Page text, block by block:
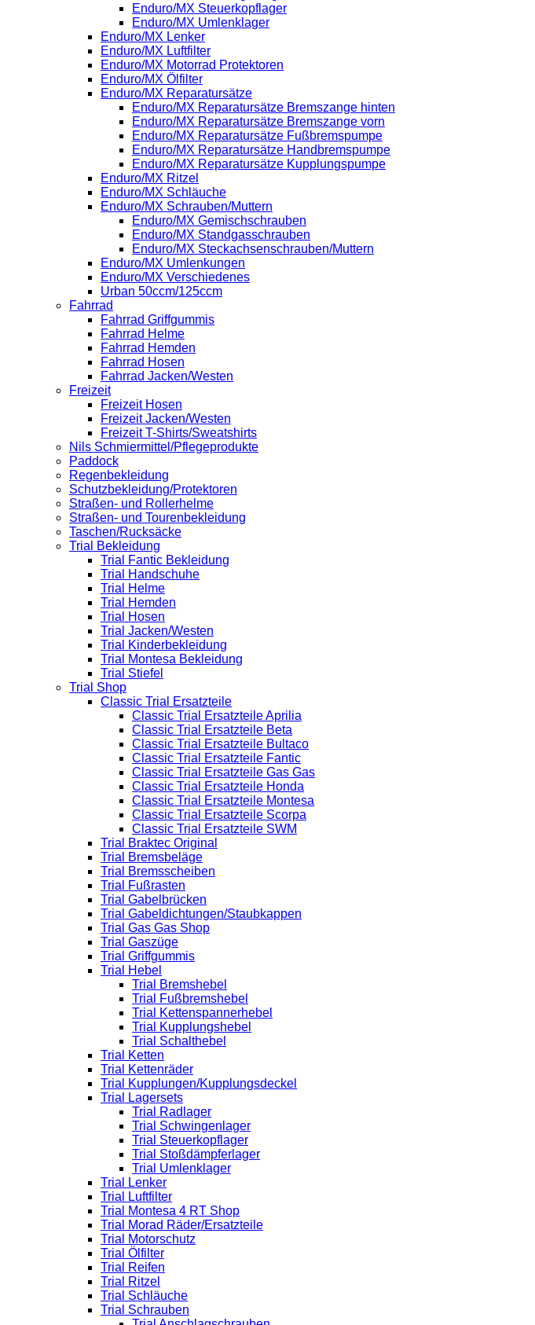
Enduro/MX Steuerkopflager
Enduro/MX Umlenklager
Enduro/MX Lenker
Enduro/MX Luftfilter
Enduro/MX Motorrad Protektoren
Enduro/MX Ölfilter
Enduro/MX Reparatursätze
Enduro/MX Reparatursätze Bremszange hinten
Enduro/MX Reparatursätze Bremszange vorn
Enduro/MX Reparatursätze Fußbremspumpe
Enduro/MX Reparatursätze Handbremspumpe
Enduro/MX Reparatursätze Kupplungspumpe
Enduro/MX Ritzel
Enduro/MX Schläuche
Enduro/MX Schrauben/Muttern
Enduro/MX Gemischschrauben
Enduro/MX Standgasschrauben
Enduro/MX Steckachsenschrauben/Muttern
Enduro/MX Umlenkungen
Enduro/MX Verschiedenes
Urban 50ccm/125ccm
Fahrrad
Fahrrad Griffgummis
Fahrrad Helme
Fahrrad Hemden
Fahrrad Hosen
Fahrrad Jacken/Westen
Freizeit
Freizeit Hosen
Freizeit Jacken/Westen
Freizeit T-Shirts/Sweatshirts
Nils Schmiermittel/Pflegeprodukte
Paddock
Regenbekleidung
Schutzbekleidung/Protektoren
Straßen- und Rollerhelme
Straßen- und Tourenbekleidung
Taschen/Rucksäcke
Trial Bekleidung
Trial Fantic Bekleidung
Trial Handschuhe
Trial Helme
Trial Hemden
Trial Hosen
Trial Jacken/Westen
Trial Kinderbekleidung
Trial Montesa Bekleidung
Trial Stiefel
Trial Shop
Classic Trial Ersatzteile
Classic Trial Ersatzteile Aprilia
Classic Trial Ersatzteile Beta
Classic Trial Ersatzteile Bultaco
Classic Trial Ersatzteile Fantic
Classic Trial Ersatzteile Gas Gas
Classic Trial Ersatzteile Honda
Classic Trial Ersatzteile Montesa
Classic Trial Ersatzteile Scorpa
Classic Trial Ersatzteile SWM
Trial Braktec Original
Trial Bremsbeläge
Trial Bremsscheiben
Trial Fußrasten
Trial Gabelbrücken
Trial Gabeldichtungen/Staubkappen
Trial Gas Gas Shop
Trial Gaszüge
Trial Griffgummis
Trial Hebel
Trial Bremshebel
Trial Fußbremshebel
Trial Kettenspannerhebel
Trial Kupplungshebel
Trial Schalthebel
Trial Ketten
Trial Kettenräder
Trial Kupplungen/Kupplungsdeckel
Trial Lagersets
Trial Radlager
Trial Schwingenlager
Trial Steuerkopflager
Trial Stoßdämpferlager
Trial Umlenklager
Trial Lenker
Trial Luftfilter
Trial Montesa 4 RT Shop
Trial Morad Räder/Ersatzteile
Trial Motorschutz
Trial Ölfilter
Trial Reifen
Trial Ritzel
Trial Schläuche
Trial Schrauben